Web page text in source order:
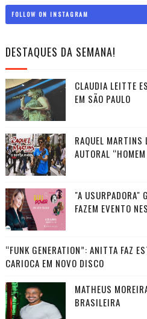
FOLLOW ON INSTAGRAM
DESTAQUES DA SEMANA!
CLAUDIA LEITTE
EM SÃO PAULO
RAQUEL MARTINS
AUTORAL
"A USURPADORA"
FAZEM EVENTO
“FUNK GENERATION”: ANITTA FAZ
CARIOCA EM NOVO DISCO
MATHEUS
BRASILEIRA